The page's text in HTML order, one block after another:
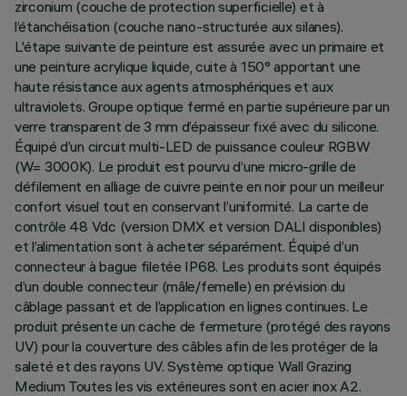
zirconium (couche de protection superficielle) et à
l’étanchéisation (couche nano-structurée aux silanes).
L'étape suivante de peinture est assurée avec un primaire et
une peinture acrylique liquide, cuite à 150° apportant une
haute résistance aux agents atmosphériques et aux
ultraviolets. Groupe optique fermé en partie supérieure par un
verre transparent de 3 mm d’épaisseur fixé avec du silicone.
Équipé d’un circuit multi-LED de puissance couleur RGBW
(W= 3000K). Le produit est pourvu d’une micro-grille de
défilement en alliage de cuivre peinte en noir pour un meilleur
confort visuel tout en conservant l’uniformité. La carte de
contrôle 48 Vdc (version DMX et version DALI disponibles)
et l’alimentation sont à acheter séparément. Équipé d’un
connecteur à bague filetée IP68. Les produits sont équipés
d’un double connecteur (mâle/femelle) en prévision du
câblage passant et de l’application en lignes continues. Le
produit présente un cache de fermeture (protégé des rayons
UV) pour la couverture des câbles afin de les protéger de la
saleté et des rayons UV. Système optique Wall Grazing
Medium Toutes les vis extérieures sont en acier inox A2.